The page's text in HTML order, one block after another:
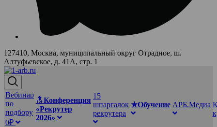
127410, Москва, муниципальный округ Отрадное, ш.
Алтуфьевское, д. 41А, стр. 1
Вебинар
по
подбору
0₽
🔝Конференция
«Рекрутер
2026»
15
шпаргалок
рекрутера
★Обучение АРБ.Медиа